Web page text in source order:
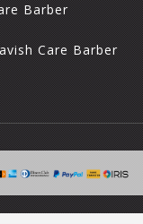
Barber
Care Barber